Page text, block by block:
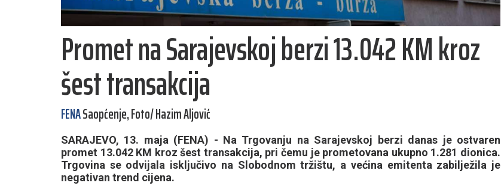
Promet na Sarajevskoj berzi 13.042 KM kroz
šest transakcija
FENASaopćenje, Foto/ Hazim Aljović
SARAJEVO, 13. maja (FENA) - Na Trgovanju na Sarajevskoj berzi danas je ostvaren
promet 13.042 KM kroz šest transakcija, pri čemu je prometovana ukupno 1.281 dionica.
Trgovina se odvijala isključivo na Slobodnom tržištu, a većina emitenta zabilježila je
negativan trend cijena.